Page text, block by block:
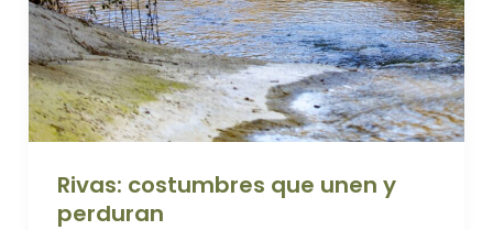
Rivas: costumbres que unen y
perduran